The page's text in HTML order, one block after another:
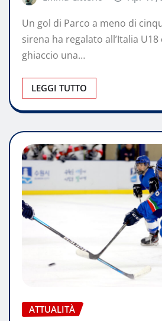
Un gol di Parco a meno di
sirena ha regalato all’Italia
ghiaccio una…
LEGGI TUTTO
ATTUALITÀ